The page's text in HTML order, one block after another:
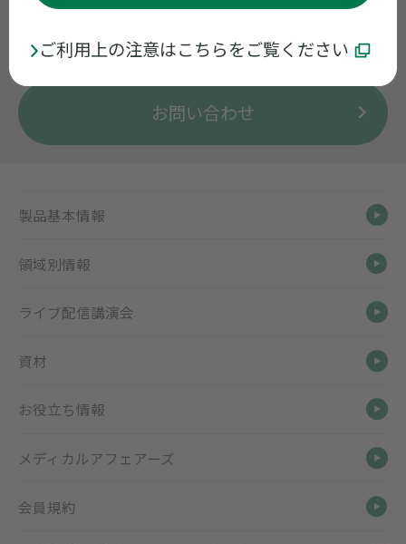
ご利用上の注意はこちらをご覧ください
くすり情報センター0120-034-389
受付時間 9:00~17:30 ※月曜日〜金曜日
お問い合わせ
製品基本情報
領域別情報
ライブ配信講演会
資材
お役立ち情報
メディカルアフェアーズ
会員規約